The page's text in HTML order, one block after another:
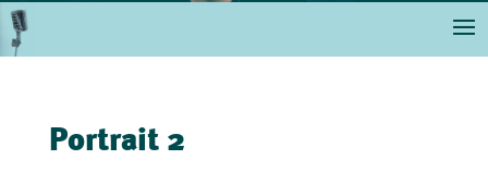
Portrait 2